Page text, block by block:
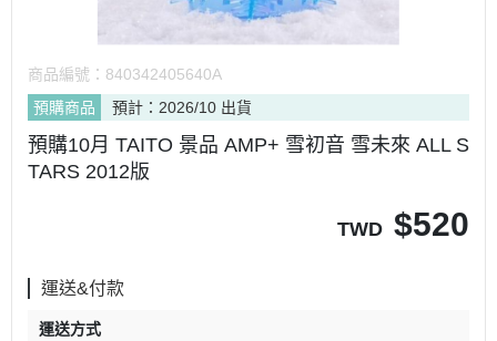
商品編號： 840342405640A
預購商品
預計：2026/10 出貨
預購10月 TAITO 景品 AMP+ 雪初音 雪未來 ALL S
TARS 2012版
TWD $520
運送&付款
運送方式